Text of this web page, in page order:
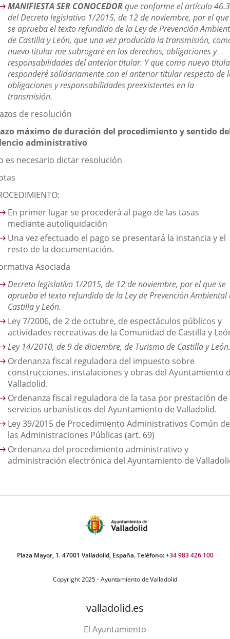
MANIFIESTA SER CONOCEDORque conforme el artículo 46.3
del Decreto legislativo 1/2015, de 12 de noviembre, por el que
se aprueba el texto refundido de la Ley de Prevención
de Castilla y León, que una vez producida la transmisión,
nuevo titular me subrogaré en los derechos, obligaciones y
responsabilidades del anterior titular. Y que como nuevo
responderé solidariamente con el anterior titular respecto de
obligaciones y responsabilidades preexistentes en la
transmisión.
de resolución
máximo de duración del procedimiento y sentido
administrativo
es necesario dictar resolución
En primer lugar se procederá al pago de las tasas
mediante autoliquidación
Una vez efectuado el pago se presentará la instancia y el
resto de la documentación.
Asociada
Decreto legislativo 1/2015, de 12 de noviembre, por el que se
aprueba el texto refundido de la Ley de Prevención Ambiental
Castilla y León.
Ley 7/2006, de 2 de octubre, de espectáculos públicos y
actividades recreativas de la Comunidad de Castilla y
Ley 14/2010, de 9 de diciembre, de Turismo de Castilla y León.
Ordenanza fiscal reguladora del impuesto sobre
construcciones, instalaciones y obras del Ayuntamiento
Valladolid.
Ordenanza fiscal reguladora de la tasa por prestación de
servicios urbanísticos del Ayuntamiento de Valladolid.
Ley 39/2015 de Procedimiento Administrativos Común de
las Administraciones Públicas (art. 69)
Ordenanza del procedimiento administrativo y
administración electrónica del Ayuntamiento de
Plaza Mayor, 1. 47001 Valladolid, España. Teléfono:+34 983 426 100
Copyright 2025 - Ayuntamiento de Valladolid
valladolid.es
El Ayuntamiento